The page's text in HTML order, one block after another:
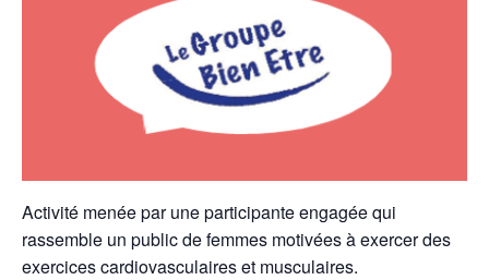
Activité menée par une participante engagée qui
rassemble un public de femmes motivées à exercer des
exercices cardiovasculaires et musculaires.